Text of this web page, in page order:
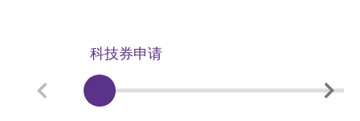
科技券申请